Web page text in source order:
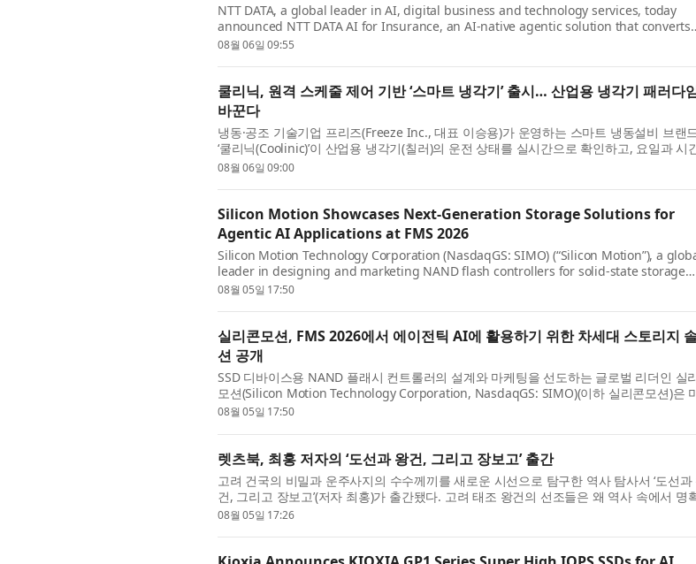
NTT DATA, a global leader in AI, digital business and technology services, today
announced NTT DATA AI for Insurance, an AI-native agentic solution that converts
complex core insurance workflows into governed, repeatable services. Built for
08월 06일 09:55
쿨리닉, 원격 스케줄 제어 기반 ‘스마트 냉각기’ 출시… 산업용 냉각기 패러다
바꾼다
냉동·공조 기술기업 프리즈(Freeze Inc., 대표 이승용)가 운영하는 스마트 냉동설비 브랜
‘쿨리닉(Coolinic)’이 산업용 냉각기(칠러)의 운전 상태를 실시간으로 확인하고, 요일과 시
에 따라 원격으로 자동 운전할 수 있는 ‘스마트 냉각기’를 공식 출시했다고 ...
08월 06일 09:00
Silicon Motion Showcases Next-Generation Storage Solutions for
Agentic AI Applications at FMS 2026
Silicon Motion Technology Corporation (NasdaqGS: SIMO) (“Silicon Motion”), a
leader in designing and marketing NAND flash controllers for solid-state storage
devices, today announced it will showcase its latest storage innovations for AI Fa...
08월 05일 17:50
실리콘모션, FMS 2026에서 에이전틱 AI에 활용하기 위한 차세대 스토리지
션 공개
SSD 디바이스용 NAND 플래시 컨트롤러의 설계와 마케팅을 선도하는 글로벌 리더인 실
모션(Silicon Motion Technology Corporation, NasdaqGS: SIMO)(이하 실리콘모션)은
캘리포니아 산타클라라에서 개최된 FMS(Future of Memory and Storage) 2026 전시회
08월 05일 17:50
렛츠북, 최홍 저자의 ‘도선과 왕건, 그리고 장보고’ 출간
고려 건국의 비밀과 운주사지의 수수께끼를 새로운 시선으로 탐구한 역사 탐사서 ‘도선과
건, 그리고 장보고’(저자 최홍)가 출간됐다. 고려 태조 왕건의 선조들은 왜 역사 속에서 명
게 밝혀지지 않았을까? 도선국사는 왜 왕건의 아버지 왕륭을 찾아가 왕건의 ...
08월 05일 17:26